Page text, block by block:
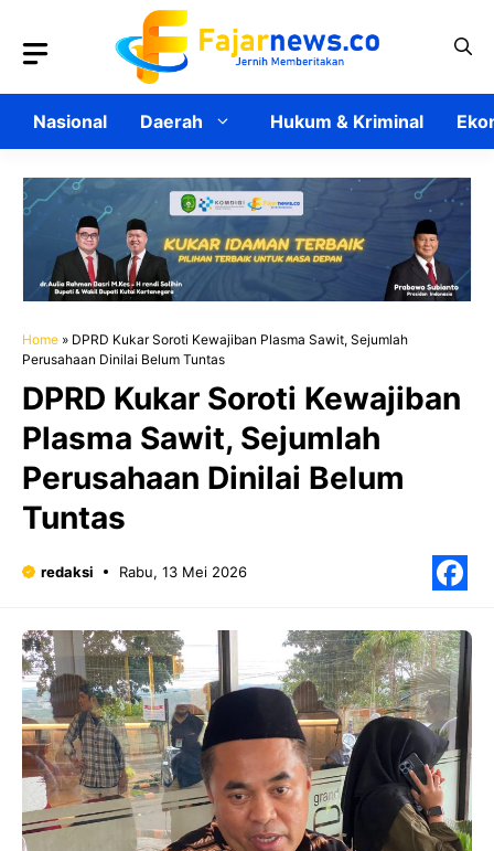
Nasional Daerah Hukum & Kriminal
Home » DPRD Kukar Soroti Kewajiban Plasma Sawit, Sejumlah
Perusahaan Dinilai Belum Tuntas
DPRD Kukar Soroti Kewajiban
Plasma Sawit, Sejumlah
Perusahaan Dinilai Belum
Tuntas
redaksi Rabu, 13 Mei 2026